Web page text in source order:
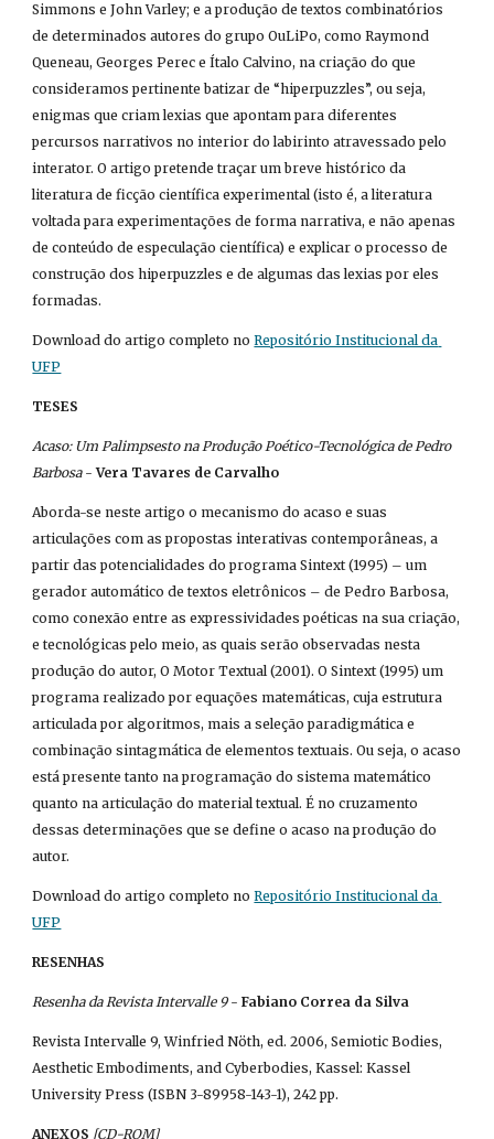
Simmons e John Varley; e a produção de textos combinatórios
de determinados autores do grupo OuLiPo, como Raymond
Queneau, Georges Perec e Ítalo Calvino, na criação do que
consideramos pertinente batizar de “hiperpuzzles”, ou seja,
enigmas que criam lexias que apontam para diferentes
percursos narrativos no interior do labirinto atravessado pelo
interator. O artigo pretende traçar um breve histórico da
literatura de ficção científica experimental (isto é, a literatura
voltada para experimentações de forma narrativa, e não apenas
de conteúdo de especulação científica) e explicar o processo de
construção dos hiperpuzzles e de algumas das lexias por eles
formadas.
Download do artigo completo no Repositório Institucional da
UFP
TESES
Acaso: Um Palimpsesto na Produção Poético-Tecnológica de Pedro
Barbosa - Vera Tavares de Carvalho
Aborda-se neste artigo o mecanismo do acaso e suas
articulações com as propostas interativas contemporâneas, a
partir das potencialidades do programa Sintext (1995) – um
gerador automático de textos eletrônicos – de Pedro Barbosa,
como conexão entre as expressividades poéticas na sua criação,
e tecnológicas pelo meio, as quais serão observadas nesta
produção do autor, O Motor Textual (2001). O Sintext (1995) um
programa realizado por equações matemáticas, cuja estrutura
articulada por algoritmos, mais a seleção paradigmática e
combinação sintagmática de elementos textuais. Ou seja, o acaso
está presente tanto na programação do sistema matemático
quanto na articulação do material textual. É no cruzamento
dessas determinações que se define o acaso na produção do
autor.
Download do artigo completo no Repositório Institucional da
UFP
RESENHAS
Resenha da Revista Intervalle 9 - Fabiano Correa da Silva
Revista Intervalle 9, Winfried Nöth, ed. 2006, Semiotic Bodies,
Aesthetic Embodiments, and Cyberbodies, Kassel: Kassel
University Press (ISBN 3-89958-143-1), 242 pp.
ANEXOS [CD-ROM]